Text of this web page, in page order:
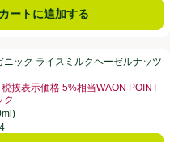
カートに追加する
ヘーゼルナッツ 250ml
ニック ライスミルクヘーゼルナッツ
税抜表示価格 5%相当WAON POINT
ク
ーガニック】税抜表示価格 5%相